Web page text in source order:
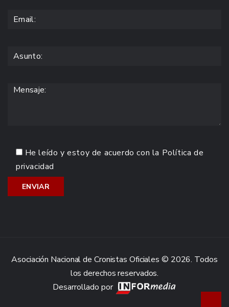
He leído y estoy de acuerdo con la Política de
privacidad
Asociación Nacional de Cronistas Oficiales © 2026. Todos
los derechos reservados.
Desarrollado por